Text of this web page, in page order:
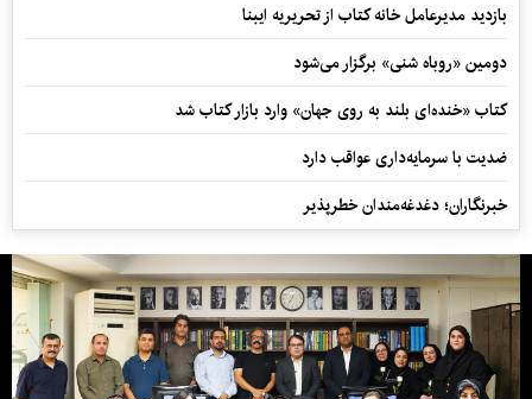
بازدید مدیرعامل خانه کتاب از تحریریه ایبنا
دومین «روباه شنی» برگزار می‌شود
کتاب «خنده‌ای بلند به روی جهان» وارد بازار کتاب شد
ضدیت با سرمایه‌داری عواقب دارد
خبرنگاران؛ دغدغه‌مندان خطرپذیر